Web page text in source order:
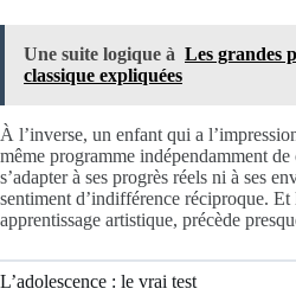
Une suite logique à Les grandes
classique expliquées
À l’inverse, un enfant qui a
même programme indépendamment
s’adapter à ses progrès réels ni à ses
sentiment d’indifférence réciproque.
apprentissage artistique, précède
L’adolescence : le vrai test